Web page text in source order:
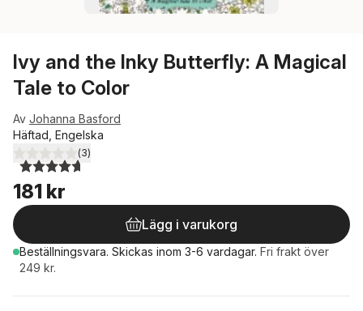
Ivy and the Inky Butterfly: A Magical
Tale to Color
Av Johanna Basford
Häftad, Engelska
4,7utav 5 stjärnor. Totalt antal röster:
(3)
181 kr
Lägg i varukorg
Beställningsvara. Skickas inom 3-6 vardagar. Fri frakt över
249 kr.